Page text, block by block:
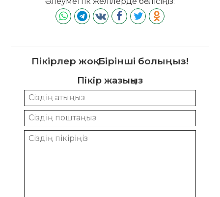
Пікірлер жоқ. Бірінші болыңыз!
Пікір жазыңыз